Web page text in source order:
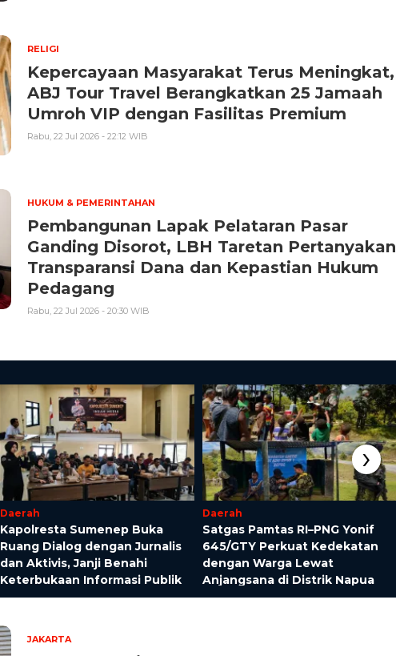
RELIGI
Kepercayaan Masyarakat Terus Meningkat,
ABJ Tour Travel Berangkatkan 25 Jamaah
Umroh VIP dengan Fasilitas Premium
Rabu, 22 Jul 2026 - 22:12 WIB
HUKUM & PEMERINTAHAN
Pembangunan Lapak Pelataran Pasar
Ganding Disorot, LBH Taretan Pertanyakan
Transparansi Dana dan Kepastian Hukum
Pedagang
Rabu, 22 Jul 2026 - 20:30 WIB
Daerah
Kapolresta Sumenep Buka
Ruang Dialog dengan Jurnalis
dan Aktivis, Janji Benahi
Keterbukaan Informasi Publik
Daerah
Satgas Pamtas RI–PNG Yonif
645/GTY Perkuat Kedekatan
dengan Warga Lewat
Anjangsana di Distrik Napua
›
JAKARTA